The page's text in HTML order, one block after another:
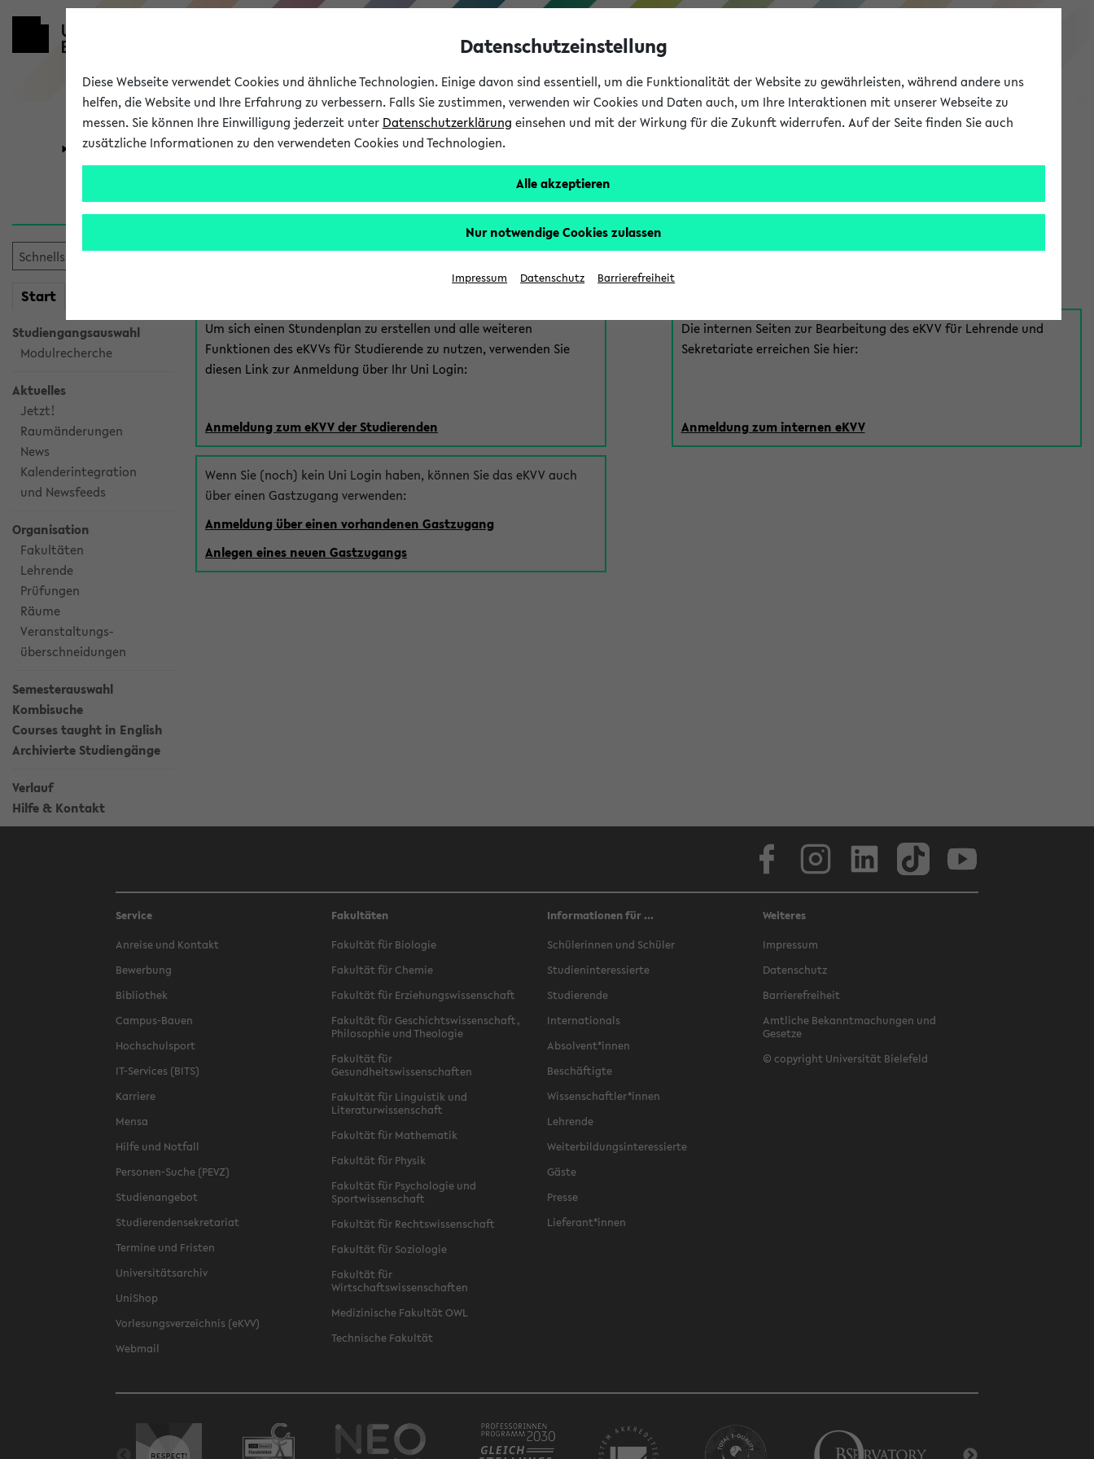
eKVV
Universität Forschung Studium
Start
Studiengangsauswahl
Modulrecherche
Aktuelles
Jetzt!
Raumänderungen
News
Kalenderintegration
und Newsfeeds
Organisation
Fakultäten
Lehrende
Prüfungen
Räume
Veranstaltungs-
überschneidungen
Semesterauswahl
Kombisuche
Courses taught in English
Archivierte Studiengänge
Verlauf
Hilfe & Kontakt
Anmeldung am eKVV
Es gibt mehrere Möglichkeiten zur Anmeldung am eKVV. Bitte wählen Sie die für Sie richtige aus:
Um sich einen Stundenplan zu erstellen und alle weiteren
Funktionen des eKVVs für Studierende zu nutzen, verwenden Sie
diesen Link zur Anmeldung über Ihr Uni Login:
Anmeldung zum eKVV der Studierenden
Wenn Sie (noch) kein Uni Login haben, können Sie das eKVV auch
über einen Gastzugang verwenden:
Anmeldung über einen vorhandenen Gastzugang
Anlegen eines neuen Gastzugangs
eKVV für Mitarbeiter*innen
Die internen Seiten zur Bearbeitung des eKVV für Lehrende und
Sekretariate erreichen Sie hier:
Anmeldung zum internen eKVV
Service
Anreise und Kontakt
Bewerbung
Bibliothek
Campus-Bauen
Hochschulsport
IT-Services (BITS)
Karriere
Mensa
Hilfe und Notfall
Personen-Suche (PEVZ)
Studienangebot
Studierendensekretariat
Termine und Fristen
Universitätsarchiv
UniShop
Vorlesungsverzeichnis (eKVV)
Webmail
Fakultäten
Fakultät für Biologie
Fakultät für Chemie
Fakultät für Erziehungswissenschaft
Fakultät für Geschichtswissenschaft,
Philosophie und Theologie
Fakultät für
Gesundheitswissenschaften
Fakultät für Linguistik und
Literaturwissenschaft
Fakultät für Mathematik
Fakultät für Physik
Fakultät für Psychologie und
Sportwissenschaft
Fakultät für Rechtswissenschaft
Fakultät für Soziologie
Fakultät für
Wirtschaftswissenschaften
Medizinische Fakultät OWL
Technische Fakultät
Informationen für ...
Schülerinnen und Schüler
Studieninteressierte
Studierende
Internationals
Absolvent*innen
Beschäftigte
Wissenschaftler*innen
Lehrende
Weiterbildungsinteressierte
Gäste
Presse
Lieferant*innen
Weiteres
Impressum
Datenschutz
Barrierefreiheit
Amtliche Bekanntmachungen und
Gesetze
© copyright Universität Bielefeld
Datenschutzeinstellung
Diese Webseite verwendet Cookies und ähnliche Technologien. Einige davon sind essentiell, um die Funktionalität der Website zu gewährleisten, während andere uns
helfen, die Website und Ihre Erfahrung zu verbessern. Falls Sie zustimmen, verwenden wir Cookies und Daten auch, um Ihre Interaktionen mit unserer Webseite zu
messen. Sie können Ihre Einwilligung jederzeit unter Datenschutzerklärung einsehen und mit der Wirkung für die Zukunft widerrufen. Auf der Seite finden Sie auch
zusätzliche Informationen zu den verwendeten Cookies und Technologien.
Alle akzeptieren
Nur notwendige Cookies zulassen
Impressum Datenschutz Barrierefreiheit